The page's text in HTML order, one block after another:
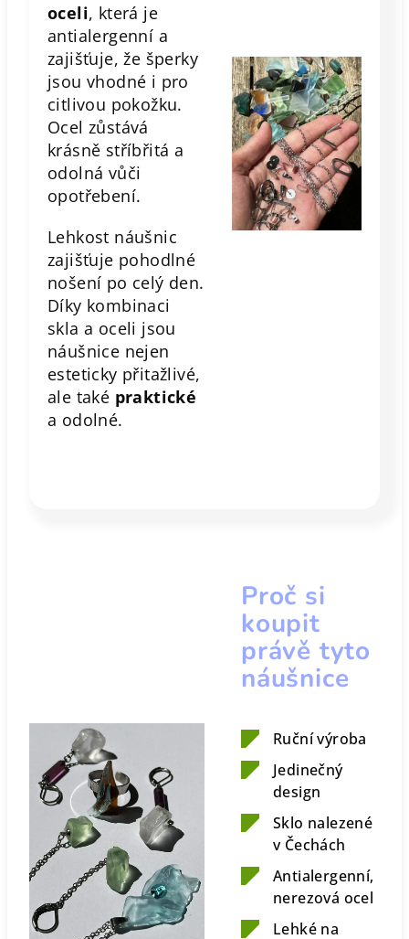
oceli, která je
antialergenní a
zajišťuje, že šperky
jsou vhodné i pro
citlivou pokožku.
Ocel zůstává
krásně stříbřitá a
odolná vůči
opotřebení.
Lehkost náušnic
zajišťuje pohodlné
nošení po celý den.
Díky kombinaci
skla a oceli jsou
náušnice nejen
esteticky přitažlivé,
ale také praktické
a odolné.
Proč si
koupit
právě tyto
náušnice
Ruční výroba
Jedinečný
design
Sklo nalezené
v Čechách
Antialergenní,
nerezová ocel
Lehké na